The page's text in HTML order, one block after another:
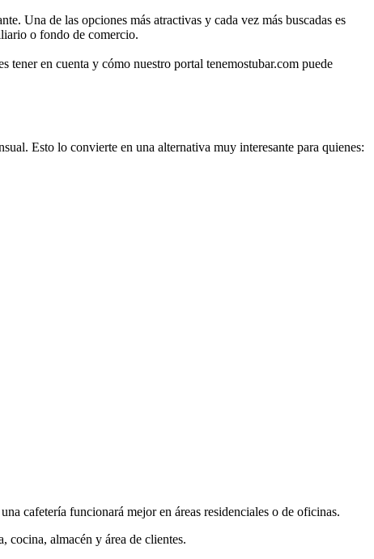
Una de las opciones más atractivas y cada vez más buscadas es
o fondo de comercio.
tener en cuenta y cómo nuestro portal tenemostubar.com puede
Esto lo convierte en una alternativa muy interesante para quienes:
cafetería funcionará mejor en áreas residenciales o de oficinas.
cocina, almacén y área de clientes.